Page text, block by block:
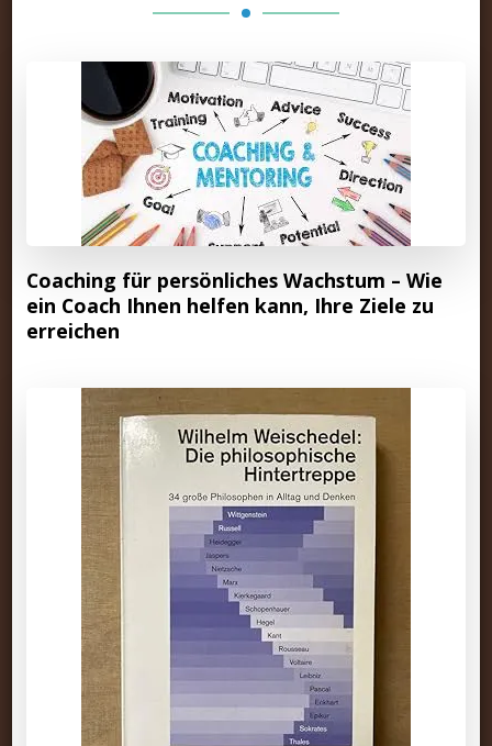
Coaching für persönliches Wachstum – Wie
ein Coach Ihnen helfen kann, Ihre Ziele zu
erreichen